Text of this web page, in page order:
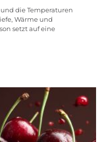
die Temperaturen
Wärme und
setzt auf eine